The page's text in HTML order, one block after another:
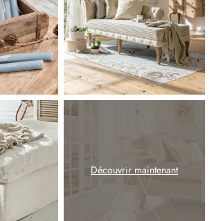
Découvrir maintenant